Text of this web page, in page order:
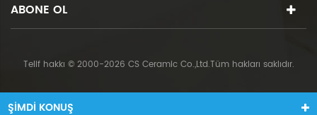
ABONE OL
Telif hakkı © 2000-2026 CS Ceramic Co.,Ltd.Tüm hakları saklıdır.
ŞIMDI KONUŞ